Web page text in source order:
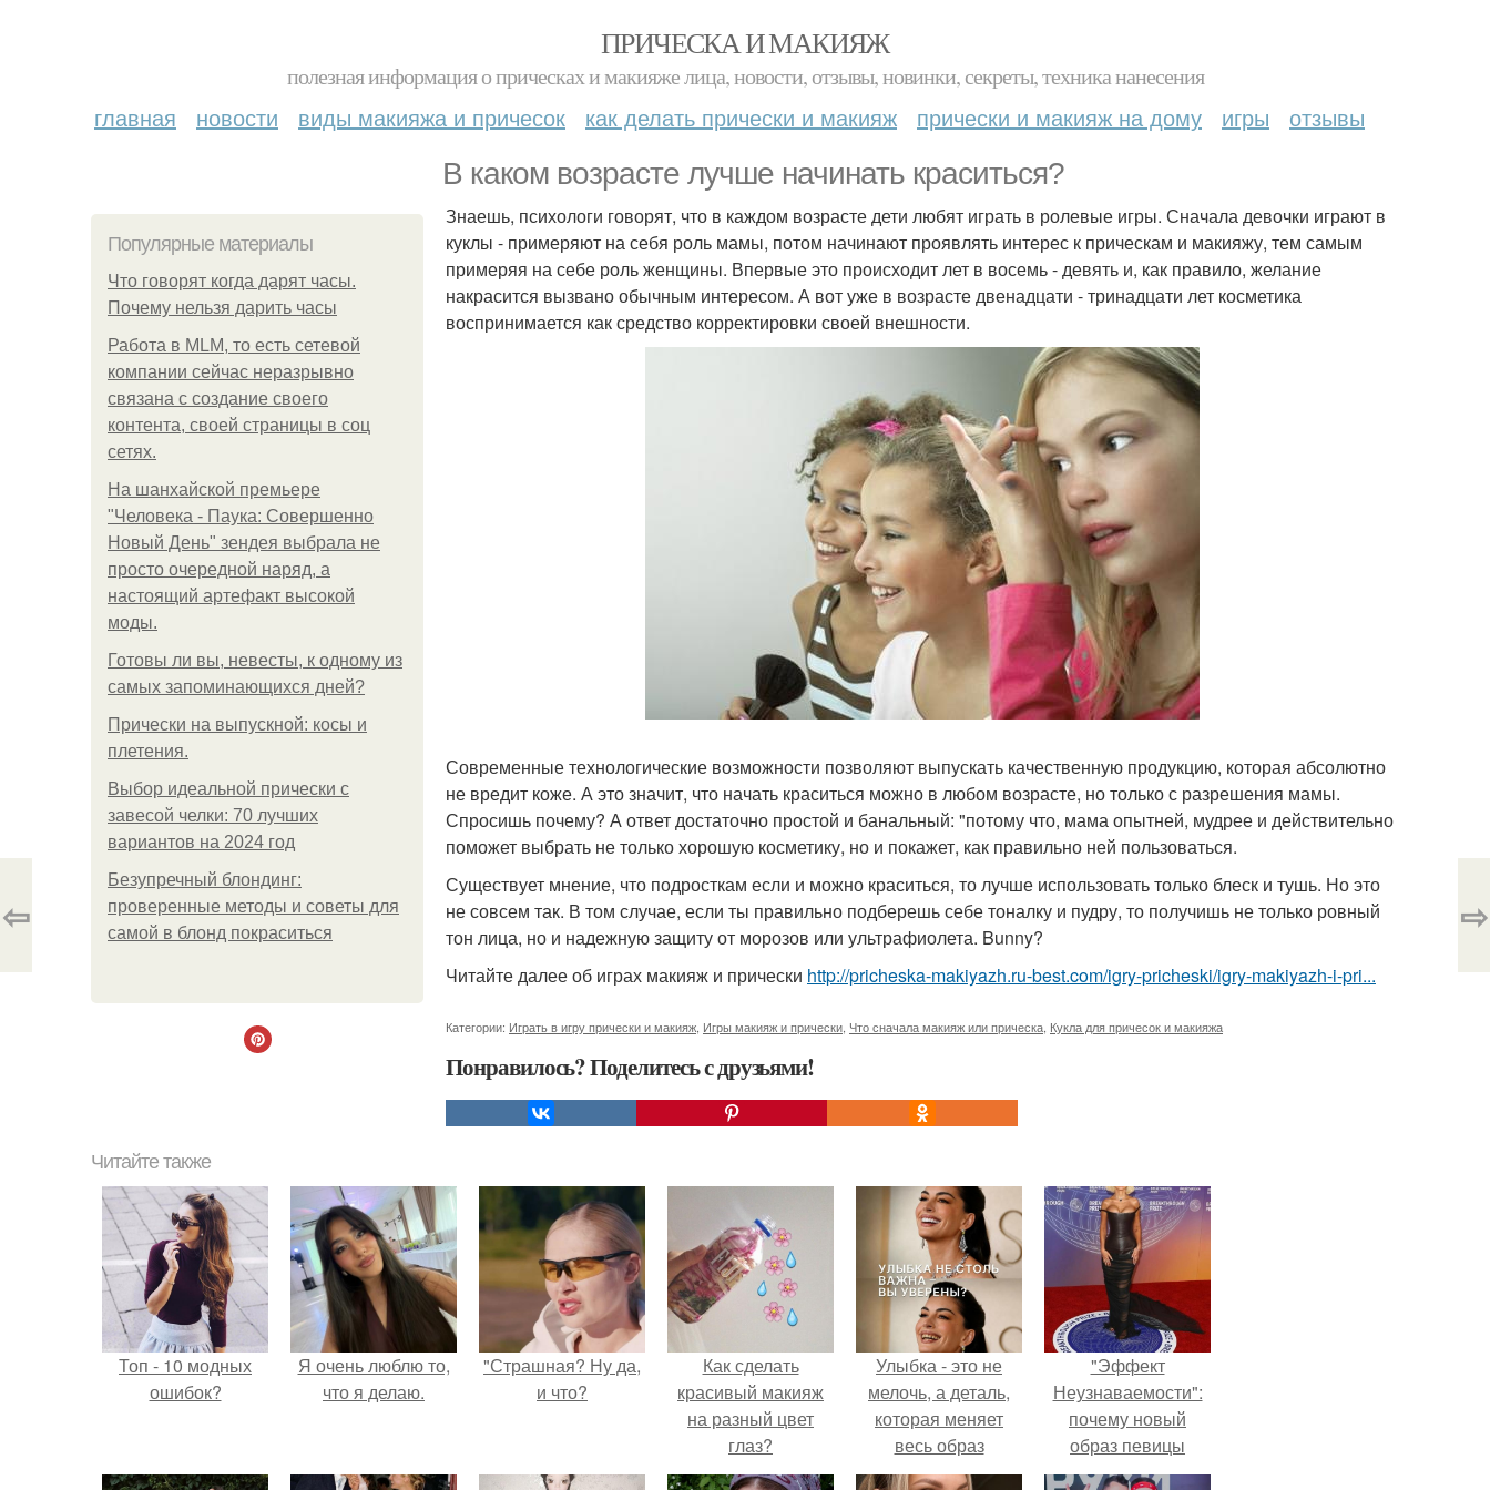
ПРИЧЕСКА И МАКИЯЖ
полезная информация о прическах и макияже лица, новости, отзывы, новинки, секреты, техника нанесения
главная новости виды макияжа и причесок как делать прически и макияж прически и макияж на дому игры отзывы
В каком возрасте лучше начинать краситься?
Популярные материалы
Что говорят когда дарят часы.
Почему нельзя дарить часы
Работа в MLM, то есть сетевой
компании сейчас неразрывно
связана с создание своего
контента, своей страницы в соц
сетях.
На шанхайской премьере
"Человека - Паука: Совершенно
Новый День" зендея выбрала не
просто очередной наряд, а
настоящий артефакт высокой
моды.
Готовы ли вы, невесты, к одному из
самых запоминающихся дней?
Прически на выпускной: косы и
плетения.
Выбор идеальной прически с
завесой челки: 70 лучших
вариантов на 2024 год
Безупречный блондинг:
проверенные методы и советы для
самой в блонд покраситься
Знаешь, психологи говорят, что в каждом возрасте дети любят играть в ролевые игры. Сначала девочки играют в
куклы - примеряют на себя роль мамы, потом начинают проявлять интерес к прическам и макияжу, тем самым
примеряя на себе роль женщины. Впервые это происходит лет в восемь - девять и, как правило, желание
накрасится вызвано обычным интересом. А вот уже в возрасте двенадцати - тринадцати лет косметика
воспринимается как средство корректировки своей внешности.
Современные технологические возможности позволяют выпускать качественную продукцию, которая абсолютно
не вредит коже. А это значит, что начать краситься можно в любом возрасте, но только с разрешения мамы.
Спросишь почему? А ответ достаточно простой и банальный: "потому что, мама опытней, мудрее и действительно
поможет выбрать не только хорошую косметику, но и покажет, как правильно ней пользоваться.
Существует мнение, что подросткам если и можно краситься, то лучше использовать только блеск и тушь. Но это
не совсем так. В том случае, если ты правильно подберешь себе тоналку и пудру, то получишь не только ровный
тон лица, но и надежную защиту от морозов или ультрафиолета. Bunny?
Читайте далее об играх макияж и прически http://pricheska-makiyazh.ru-best.com/igry-pricheski/igry-makiyazh-i-pri...
Категории: Играть в игру прически и макияж Игры макияж и прически Что сначала макияж или прическа Кукла для причесок и макияжа
Понравилось? Поделитесь с друзьями!
⇦ ⇨
Читайте также
Топ - 10 модных
ошибок?
Я очень люблю то,
что я делаю.
"Страшная? Ну да,
и что?
Как сделать
красивый макияж
на разный цвет
глаз?
Улыбка - это не
мелочь, а деталь,
которая меняет
весь образ
человека.
"Эффект
Неузнаваемости":
почему новый
образ певицы
вызвал споры о